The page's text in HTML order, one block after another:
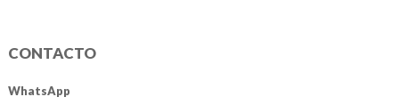
CONTACTO
WhatsApp